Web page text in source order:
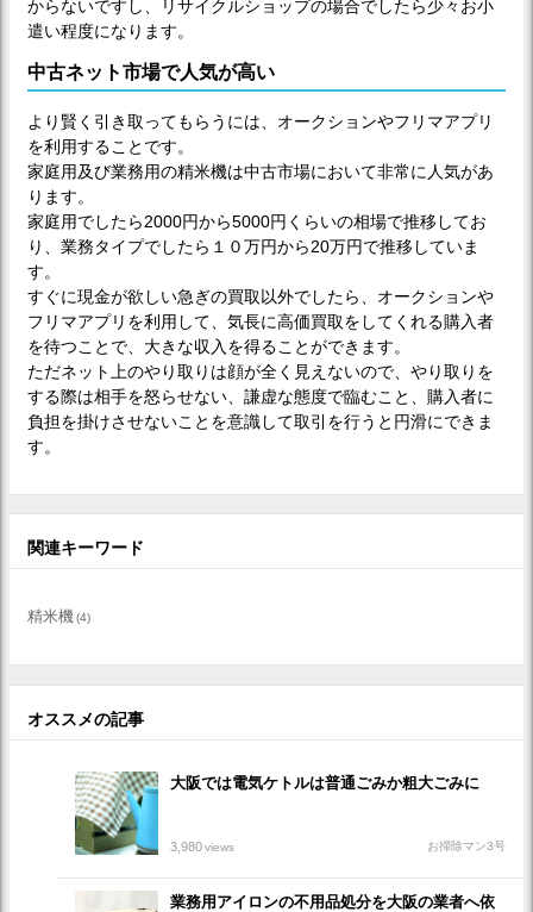
からないですし、リサイクルショップの場合でしたら少々お小
遣い程度になります。
中古ネット市場で人気が高い
より賢く引き取ってもらうには、オークションやフリマアプリ
を利用することです。
家庭用及び業務用の精米機は中古市場において非常に人気があ
ります。
家庭用でしたら2000円から5000円くらいの相場で推移してお
り、業務タイプでしたら１０万円から20万円で推移していま
す。
すぐに現金が欲しい急ぎの買取以外でしたら、オークションや
フリマアプリを利用して、気長に高価買取をしてくれる購入者
を待つことで、大きな収入を得ることができます。
ただネット上のやり取りは顔が全く見えないので、やり取りを
する際は相手を怒らせない、謙虚な態度で臨むこと、購入者に
負担を掛けさせないことを意識して取引を行うと円滑にできま
す。
関連キーワード
精米機(4)
オススメの記事
大阪では電気ケトルは普通ごみか粗大ごみに
3,980views お掃除マン3号
業務用アイロンの不用品処分を大阪の業者へ依